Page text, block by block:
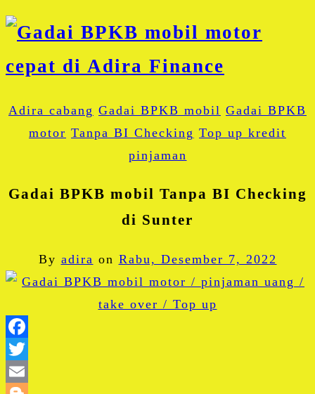
Adira cabang Gadai BPKB mobil Gadai BPKB
motor Tanpa BI Checking Top up kredit
pinjaman
Gadai BPKB mobil Tanpa BI Checking
di Sunter
By adira on Rabu, Desember 7, 2022